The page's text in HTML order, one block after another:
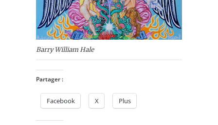
Barry William Hale
Partager :
Facebook X Plus